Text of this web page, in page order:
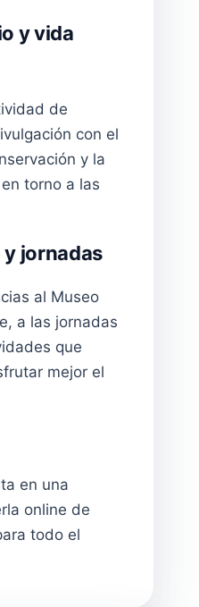
y vida
de
con el
y la
torno a las
jornadas
al Museo
a las jornadas
que
mejor el
en una
online de
todo el